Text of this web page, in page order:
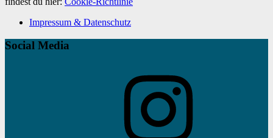
Impressum & Datenschutz
Social Media